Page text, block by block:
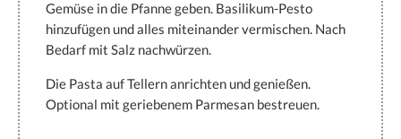
Gemüse in die Pfanne geben. Basilikum-Pesto
hinzufügen und alles miteinander vermischen. Nach
Bedarf mit Salz nachwürzen.
Die Pasta auf Tellern anrichten und genießen.
Optional mit geriebenem Parmesan bestreuen.